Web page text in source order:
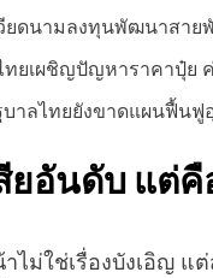
ยดนามลงทุนพัฒนาสา
ทยเผชิญปัญหาราคาปุ๋
บาลไทยยังขาดแผนฟื้น
ยอันดับ แ
ไม่ใช่เรื่องบังเอิญ แ